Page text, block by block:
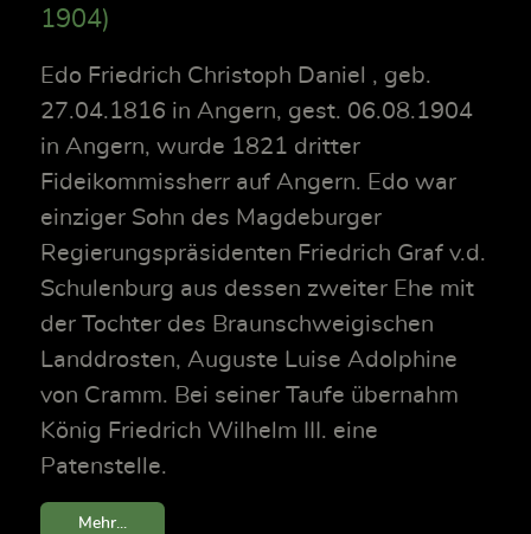
1904)
Edo Friedrich Christoph Daniel , geb.
27.04.1816 in Angern, gest. 06.08.1904
in Angern, wurde 1821 dritter
Fideikommissherr auf Angern. Edo war
einziger Sohn des Magdeburger
Regierungspräsidenten Friedrich Graf v.d.
Schulenburg aus dessen zweiter Ehe mit
der Tochter des Braunschweigischen
Landdrosten, Auguste Luise Adolphine
von Cramm. Bei seiner Taufe übernahm
König Friedrich Wilhelm III. eine
Patenstelle.
Mehr...